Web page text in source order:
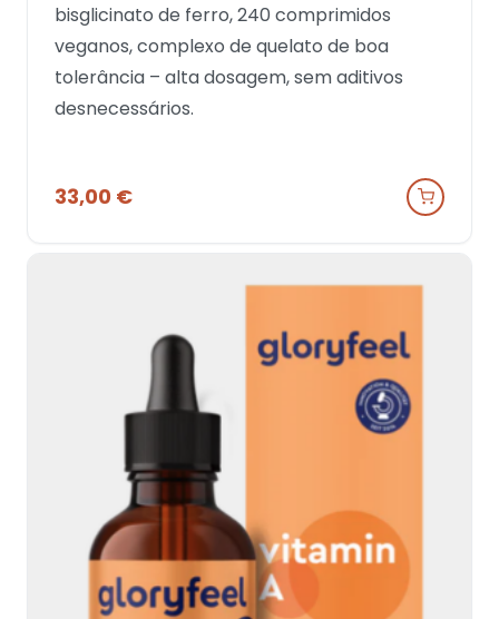
bisglicinato de ferro, 240 comprimidos
veganos, complexo de quelato de boa
tolerância – alta dosagem, sem aditivos
desnecessários.
33,00 €